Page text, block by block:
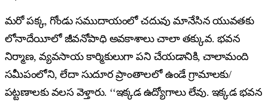
మరో పక్క, గోండు సముదాయంలో చదువు మానేసిన యువతకు
లోనాదేయీలో జీవనోపాధి అవకాశాలు చాలా తక్కువ. భవన
నిర్మాణ, వ్యవసాయ కార్మికులుగా పని చేయడానికి, చాలామంది
సమీపంలోని, లేదా సుదూర ప్రాంతాలలో ఉండే గ్రామాలకు/
పట్టణాలకు వలస వెళ్తారు. ‘‘ఇక్కడ ఉద్యోగాలు లేవు. ఇక్కడ భవన